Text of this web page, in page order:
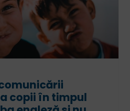
copii în timpul